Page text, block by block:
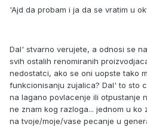
'Ajd da probam i ja da se vratim u
Dal' stvarno verujete, a odnosi se
svih ostalih renomiranih
nedostatci, ako se oni uopste tako
funkcionisanju zujalica? Dal' to sto
na lagano povlacenje ili otpustanje
ne znam kog razloga... jednom u
na tvoje/moje/vase pecanje u